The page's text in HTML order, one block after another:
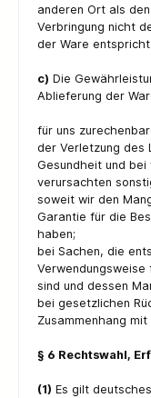
anderen Ort als
Verbringung nicht
der Ware entspricht.
c) Die
Ablieferung der
für uns
der Verletzung des
Gesundheit und
verursachten
soweit wir den
Garantie für die
haben;
bei Sachen, die
sind und dessen
bei gesetzlichen
Zusammenhang
§ 6 Rechtswahl,
(1) Es gilt